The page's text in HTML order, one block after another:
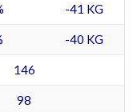
-41 KG
-40 KG
146
98